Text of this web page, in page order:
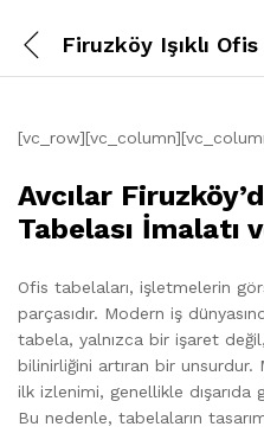
Avcılar
Tabelası İmalatı
Ofis tabelaları, işletmelerin
parçasıdır. Modern iş
tabela, yalnızca bir işaret
bilinirliğini artıran bir unsurdur.
ilk izlenimi, genellikle
Bu nedenle, tabelaların